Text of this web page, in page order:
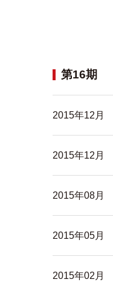
第16期
2015年12月
2015年12月
2015年08月
2015年05月
2015年02月